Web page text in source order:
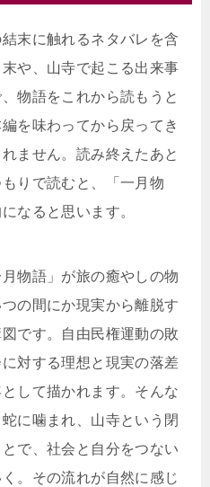
末に触れるネタバレを含
や、山寺で起こる出来事
物語をこれから読もうと
を味わってから戻ってき
ません。読み終えたあと
りで読むと、「一月物
なると思います。
物語」が旅の癒やしの物
の間にか現実から離脱す
です。自由民権運動の敗
対する理想と現実の落差
して描かれます。そんな
に噛まれ、山寺という閉
で、社会と自分をつない
。その流れが自然に感じ